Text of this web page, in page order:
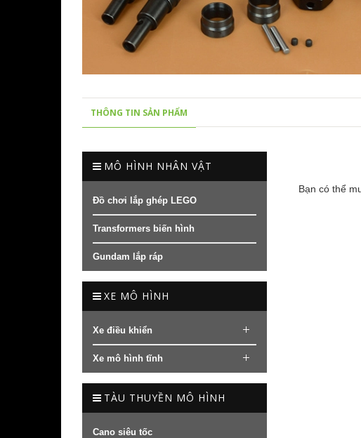
THÔNG TIN SẢN PHẨM
MÔ HÌNH NHÂN VẬT
Đồ chơi lắp ghép LEGO
Transformers biến hình
Gundam lắp ráp
XE MÔ HÌNH
Xe điều khiển
Xe mô hình tĩnh
TÀU THUYỀN MÔ HÌNH
Cano siêu tốc
Bạn có thể